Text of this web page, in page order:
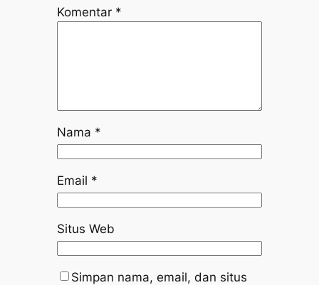
Komentar *
Nama *
Email *
Situs Web
Simpan nama, email, dan situs